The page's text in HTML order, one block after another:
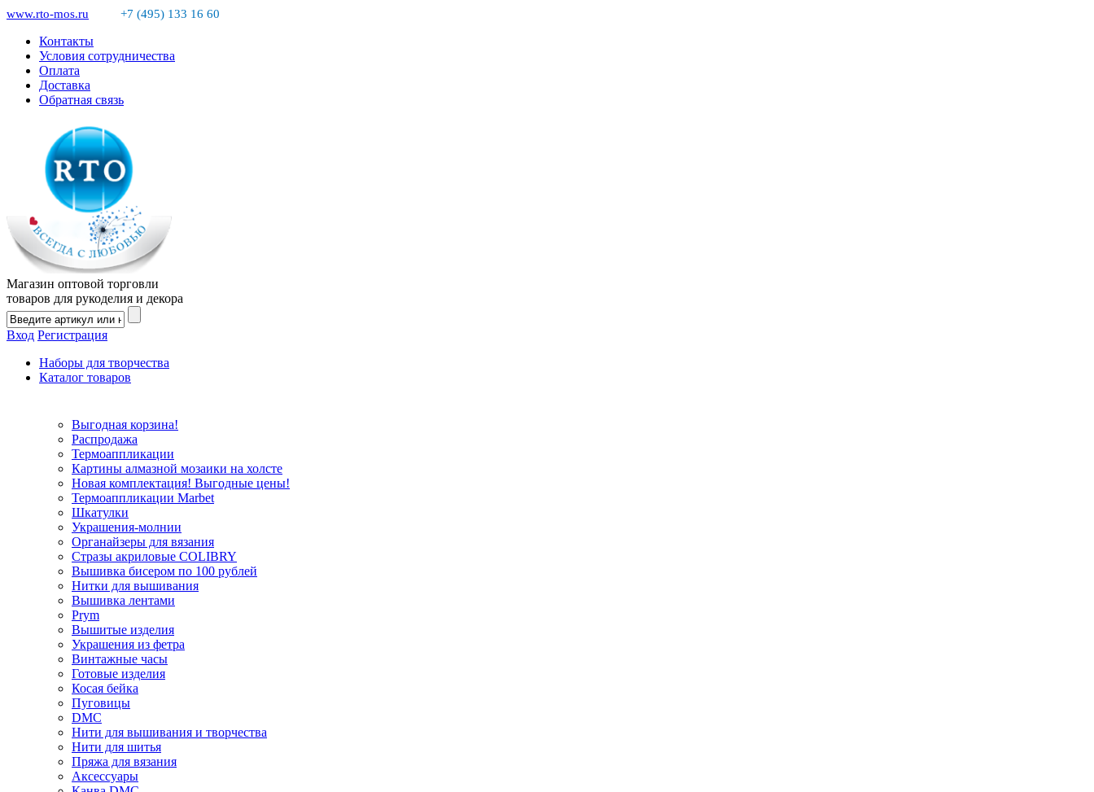
www.rto-mos.ru +7 (495) 133 16 60
Контакты
Условия сотрудничества
Оплата
Доставка
Обратная связь
Магазин оптовой торговли
товаров для рукоделия и декора
Вход Регистрация
Наборы для творчества
Каталог товаров
Выгодная корзина!
Распродажа
Термоаппликации
Картины алмазной мозаики на холсте
Новая комплектация! Выгодные цены!
Термоаппликации Marbet
Шкатулки
Украшения-молнии
Органайзеры для вязания
Стразы акриловые COLIBRY
Вышивка бисером по 100 рублей
Нитки для вышивания
Вышивка лентами
Prym
Вышитые изделия
Украшения из фетра
Винтажные часы
Готовые изделия
Косая бейка
Пуговицы
DMC
Нити для вышивания и творчества
Нити для шитья
Пряжа для вязания
Аксессуары